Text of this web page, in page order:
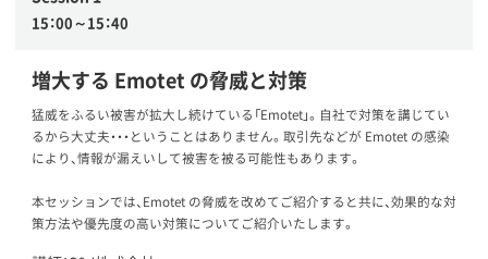
15：00～15：40
増大する Emotet の脅威と対策
猛威をふるい被害が拡大し続けている「Emotet」。自社で対策を講じてい
るから大丈夫・・・ということはありません。取引先などが Emotet の感染
により、情報が漏えいして被害を被る可能性もあります。
本セッションでは、Emotet の脅威を改めてご紹介すると共に、効果的な対
策方法や優先度の高い対策についてご紹介いたします。